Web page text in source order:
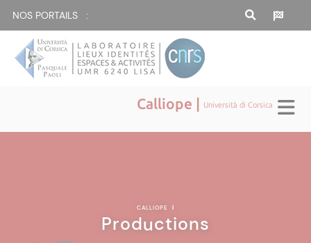
NOS PORTAILS :
Calliope | Università di Corsica
CALLIOPE |
Productions